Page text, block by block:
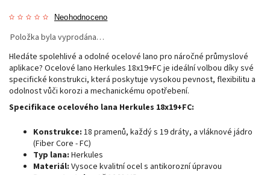
Neohodnoceno
Položka byla vyprodána…
Hledáte spolehlivé a odolné ocelové lano pro náročné průmyslové
aplikace? Ocelové lano Herkules 18x19+FC je ideální volbou díky své
specifické konstrukci, která poskytuje vysokou pevnost, flexibilitu a
odolnost vůči korozi a mechanickému opotřebení.
Specifikace ocelového lana Herkules 18x19+FC:
Konstrukce: 18 pramenů, každý s 19 dráty, a vláknové jádro
(Fiber Core - FC)
Typ lana: Herkules
Materiál: Vysoce kvalitní ocel s antikorozní úpravou